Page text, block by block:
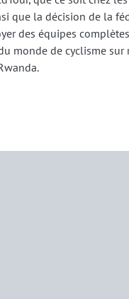
que la décision de la
des équipes
monde de cyclisme sur